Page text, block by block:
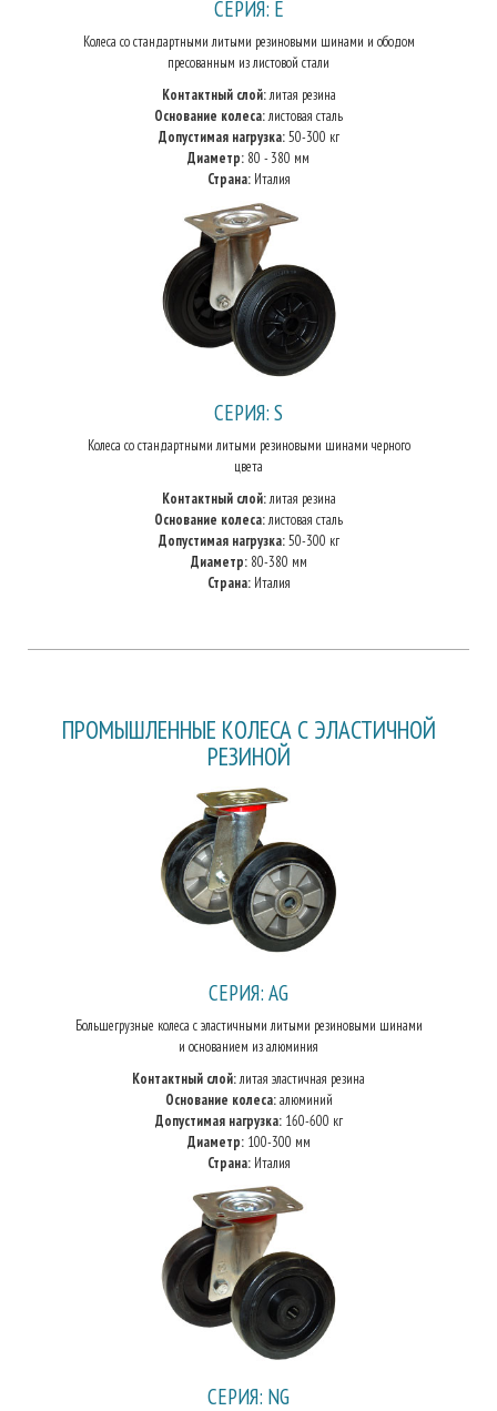
СЕРИЯ: E
Колеса со стандартными литыми резиновыми шинами и ободом
пресованным из листовой стали
Контактный слой:литая резина
Основание колеса:листовая сталь
Допустимая нагрузка:50-300 кг
Диаметр: 80 - 380 мм
Страна:Италия
СЕРИЯ: S
Колеса со стандартными литыми резиновыми шинами черного
цвета
Контактный слой:литая резина
Основание колеса:листовая сталь
Допустимая нагрузка:50-300 кг
Диаметр:80-380 мм
Страна:Италия
ПРОМЫШЛЕННЫЕ КОЛЕСА С ЭЛАСТИЧНОЙ
РЕЗИНОЙ
СЕРИЯ: AG
Большегрузные колеса с эластичными литыми резиновыми шинами
и основанием из алюминия
Контактный слой:литая эластичная резина
Основание колеса:алюминий
Допустимая нагрузка:160-600 кг
Диаметр:100-300 мм
Страна:Италия
СЕРИЯ: NG